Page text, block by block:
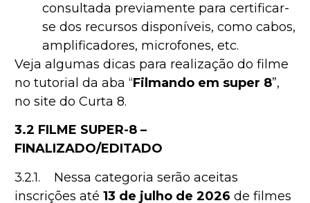
consultada previamente para certificar-
se dos recursos disponíveis, como cabos,
amplificadores, microfones, etc.
Veja algumas dicas para realização do filme
no tutorial da aba “Filmando em super 8”,
no site do Curta 8.
3.2 FILME SUPER-8 –
FINALIZADO/EDITADO
3.2.1. Nessa categoria serão aceitas
inscrições até 13 de julho de 2026 de filmes